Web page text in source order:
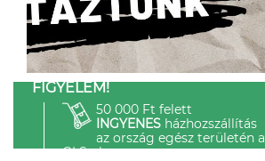
FIGYELEM!
50 000 Ft felett
INGYENESházhozszállítás
az ország egész területén a
GLS-el.